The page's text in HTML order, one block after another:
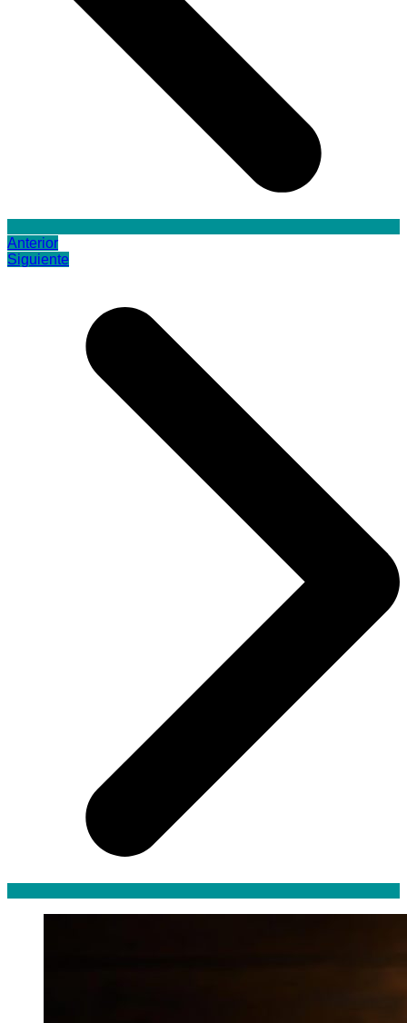
Anterior
Siguiente